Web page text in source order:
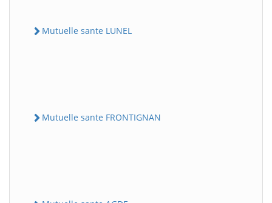
Mutuelle sante LUNEL
Mutuelle sante FRONTIGNAN